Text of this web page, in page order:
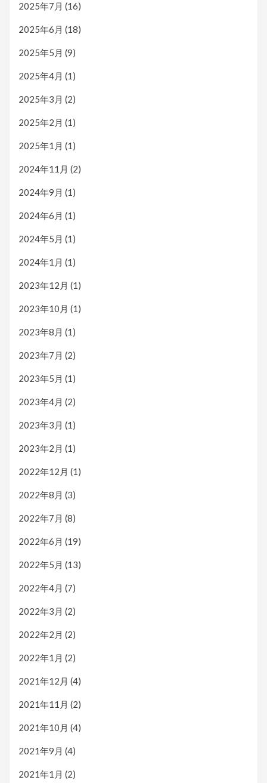
2025年7月 (16)
2025年6月 (18)
2025年5月 (9)
2025年4月 (1)
2025年3月 (2)
2025年2月 (1)
2025年1月 (1)
2024年11月 (2)
2024年9月 (1)
2024年6月 (1)
2024年5月 (1)
2024年1月 (1)
2023年12月 (1)
2023年10月 (1)
2023年8月 (1)
2023年7月 (2)
2023年5月 (1)
2023年4月 (2)
2023年3月 (1)
2023年2月 (1)
2022年12月 (1)
2022年8月 (3)
2022年7月 (8)
2022年6月 (19)
2022年5月 (13)
2022年4月 (7)
2022年3月 (2)
2022年2月 (2)
2022年1月 (2)
2021年12月 (4)
2021年11月 (2)
2021年10月 (4)
2021年9月 (4)
2021年1月 (2)